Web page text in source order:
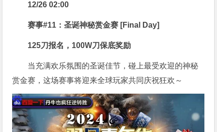
12/26 02:00
赛事#11：圣诞神秘赏金赛 [Final Day]
125刀报名，100W刀保底奖励
当充满欢乐氛围的圣诞佳节，碰上最受欢迎的神秘
赏金赛，这场赛事将迎来全球玩家共同庆祝狂欢～